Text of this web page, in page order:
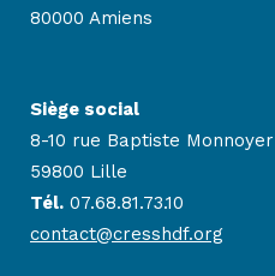
80000 Amiens
Siège social
8-10 rue Baptiste Monnoyer
59800 Lille
Tél. 07.68.81.73.10
contact@cresshdf.org